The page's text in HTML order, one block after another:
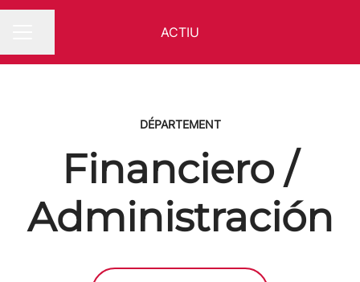
ACTIU
DÉPARTEMENT
Financiero /
Administración